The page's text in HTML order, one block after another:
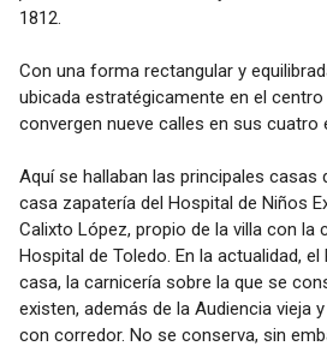
1812.
Con una forma rectangular y
ubicada estratégicamente en el centro
convergen nueve calles en sus cuatro
Aquí se hallaban las principales casas
casa zapatería del Hospital de Niños
Calixto López, propio de la villa con la
Hospital de Toledo. En la actualidad,
casa, la carnicería sobre la que se
existen, además de la Audiencia vieja
con corredor. No se conserva, sin